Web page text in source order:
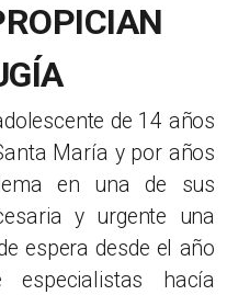
de 14 años
María y por años
en una de sus
y urgente una
espera desde el año
hacía